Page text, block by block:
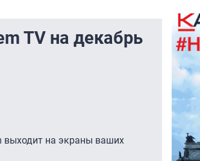
TV на декабрь
выходит на экраны ваших